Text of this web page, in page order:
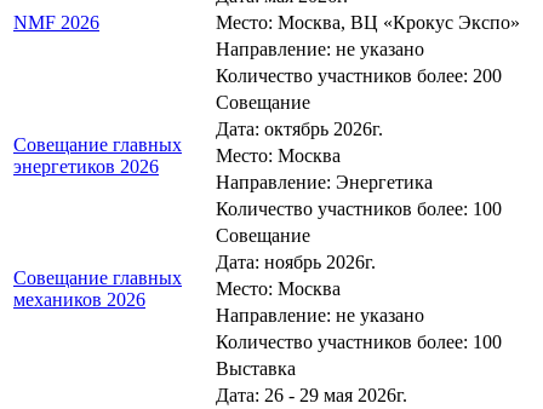
NMF 2026
Место: Москва, ВЦ «Крокус Экспо»
Направление: не указано
Количество участников более: 200
Совещание главных
энергетиков 2026
Совещание
Дата: октябрь 2026г.
Место: Москва
Направление: Энергетика
Количество участников более: 100
Совещание главных
механиков 2026
Совещание
Дата: ноябрь 2026г.
Место: Москва
Направление: не указано
Количество участников более: 100
Выставка
Дата: 26 - 29 мая 2026г.